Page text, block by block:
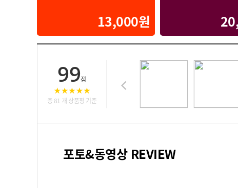
13,000원
99점
총 81 개 상품평 기준
포토&동영상 REVIEW